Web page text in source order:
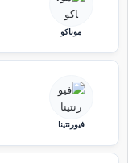
موناكو
فيورنتينا